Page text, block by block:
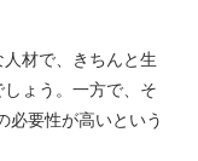
材で、きちんと生
ょう。一方で、そ
必要性が高いという